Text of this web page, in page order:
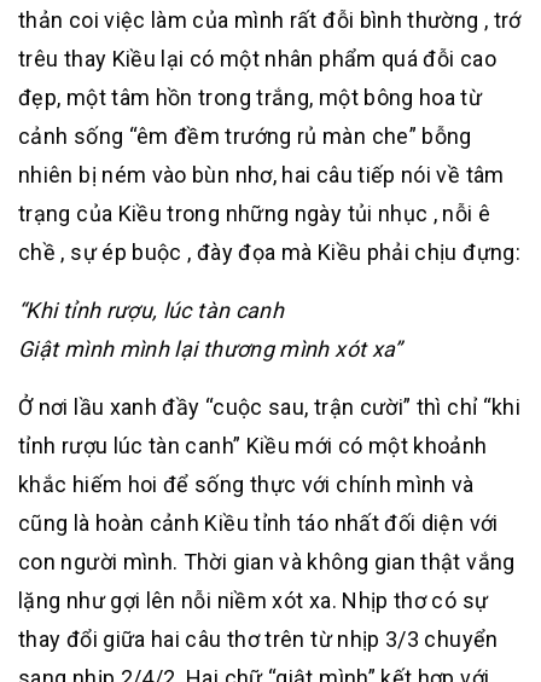
thản coi việc làm của mình rất đỗi bình thường , trớ
trêu thay Kiều lại có một nhân phẩm quá đỗi cao
đẹp, một tâm hồn trong trắng, một bông hoa từ
cảnh sống “êm đềm trướng rủ màn che” bỗng
nhiên bị ném vào bùn nhơ, hai câu tiếp nói về tâm
trạng của Kiều trong những ngày tủi nhục , nỗi ê
chề , sự ép buộc , đày đọa mà Kiều phải chịu đựng:
“Khi tỉnh rượu, lúc tàn canh
Giật mình mình lại thương mình xót xa”
Ở nơi lầu xanh đầy “cuộc sau, trận cười” thì chỉ “khi
tỉnh rượu lúc tàn canh” Kiều mới có một khoảnh
khắc hiếm hoi để sống thực với chính mình và
cũng là hoàn cảnh Kiều tỉnh táo nhất đối diện với
con người mình. Thời gian và không gian thật vắng
lặng như gợi lên nỗi niềm xót xa. Nhịp thơ có sự
thay đổi giữa hai câu thơ trên từ nhịp 3/3 chuyển